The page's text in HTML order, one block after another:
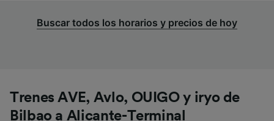
Buscar todos los horarios y precios de hoy
Trenes AVE, Avlo, OUIGO y iryo de
Bilbao a Alicante-Terminal